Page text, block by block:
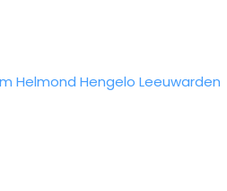
Helmond Hengelo Leeuwarden